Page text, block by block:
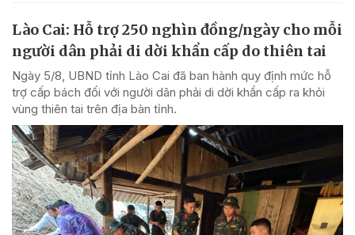
Lào Cai: Hỗ trợ 250 nghìn đồng/ngày cho mỗi
người dân phải di dời khẩn cấp do thiên tai
Ngày 5/8, UBND tỉnh Lào Cai đã ban hành quy định mức hỗ
trợ cấp bách đối với người dân phải di dời khẩn cấp ra khỏi
vùng thiên tai trên địa bàn tỉnh.